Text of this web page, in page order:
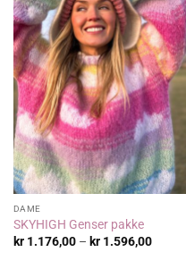
DAME
SKYHIGH Genser pakke
kr1.176,00 – kr1.596,00